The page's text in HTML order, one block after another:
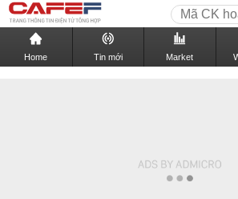
Home Tin mới Market